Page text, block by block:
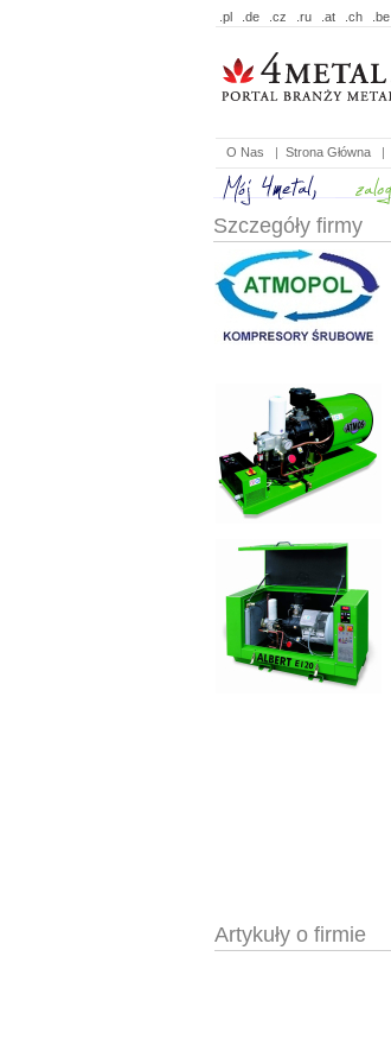
.pl .de .cz .ru .at .ch .be
O Nas | Strona Główna |
Szczegóły firmy
Artykuły o firmie